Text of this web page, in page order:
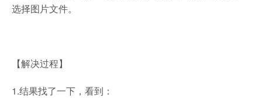
选择图片文件。
【解决过程】
1.结果找了一下，看到：